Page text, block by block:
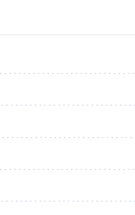
системой
в помещении